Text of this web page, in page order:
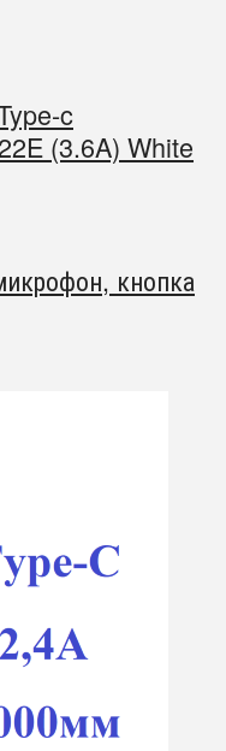
c
(3.6A) White
кнопка